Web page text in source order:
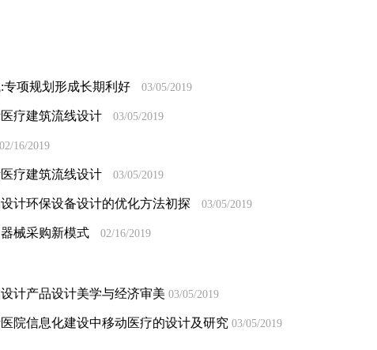
项规划形成长期利好 03/05/2019
疗建筑流线设计 03/05/2019
02/16/2019
疗建筑流线设计 03/05/2019
计环保设备设计的优化方法初探 03/05/2019
械采购新模式 02/16/2019
计产品设计美学与经济审美 03/05/2019
院信息化建设中移动医疗的设计及研究03/05/2019